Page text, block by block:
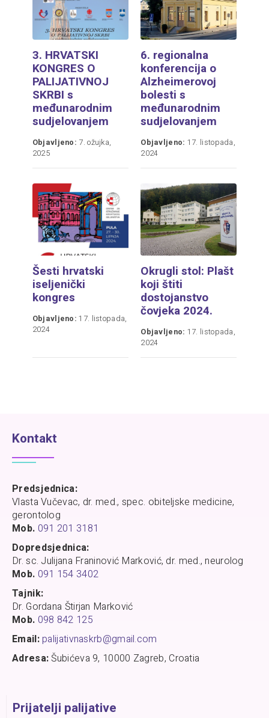
3. HRVATSKI
KONGRES O
PALIJATIVNOJ
SKRBI s
međunarodnim
sudjelovanjem
Objavljeno: 7. ožujka,
2025
6. regionalna
konferencija o
Alzheimerovoj
bolesti s
međunarodnim
sudjelovanjem
Objavljeno: 17. listopada,
2024
Šesti hrvatski
iseljenički
kongres
Objavljeno: 17. listopada,
2024
Okrugli stol: Plašt
koji štiti
dostojanstvo
čovjeka 2024.
Objavljeno: 17. listopada,
2024
Kontakt
Predsjednica:
Vlasta Vučevac, dr. med., spec. obiteljske medicine,
gerontolog
Mob. 091 201 3181
Dopredsjednica:
Dr. sc. Julijana Franinović Marković, dr. med., neurolog
Mob. 091 154 3402
Tajnik:
Dr. Gordana Štirjan Marković
Mob. 098 842 125
Email:palijativnaskrb@gmail.com
Adresa:Šubićeva 9, 10000 Zagreb, Croatia
Prijatelji palijative